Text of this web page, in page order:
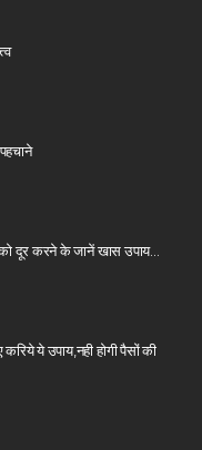
दूर करने के जानें खास उपाय…
ये उपाय,नही होगी पैसों की